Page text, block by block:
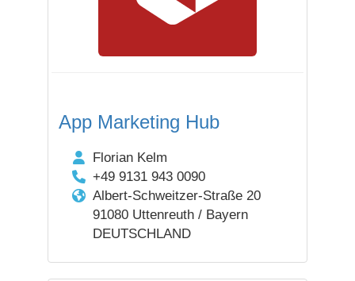
App Marketing Hub
Florian Kelm
+49 9131 943 0090
Albert-Schweitzer-Straße 20
91080 Uttenreuth / Bayern
DEUTSCHLAND